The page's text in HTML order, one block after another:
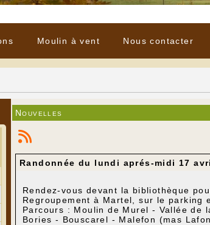
Moulin à vent Nous contacter
Nouvelles
Randonnée du lundi aprés-midi 17
Rendez-vous devant la bibliothèque
Regroupement à Martel, sur le
Parcours : Moulin de Murel - Vallée
Bories - Bouscarel - Malefon (mas